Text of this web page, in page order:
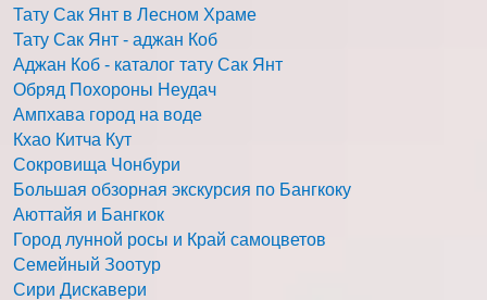
Тату Сак Янт в Лесном Храме
Тату Сак Янт - аджан Коб
Аджан Коб - каталог тату Сак Янт
Обряд Похороны Неудач
Ампхава город на воде
Кхао Китча Кут
Сокровища Чонбури
Большая обзорная экскурсия по Бангкоку
Аюттайя и Бангкок
Город лунной росы и Край самоцветов
Семейный Зоотур
Сири Дискавери